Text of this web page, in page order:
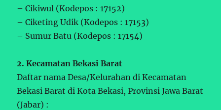
– Cikiwul (Kodepos : 17152)
– Ciketing Udik (Kodepos : 17153)
– Sumur Batu (Kodepos : 17154)
2. Kecamatan Bekasi Barat
Daftar nama Desa/Kelurahan di Kecamatan
Bekasi Barat di Kota Bekasi, Provinsi Jawa Barat
(Jabar) :